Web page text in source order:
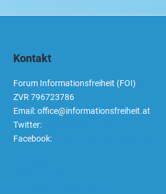
Kontakt
Forum Informationsfreiheit (FOI)
ZVR 796723786
Email: office@informationsfreiheit.at
Twitter:
Facebook: